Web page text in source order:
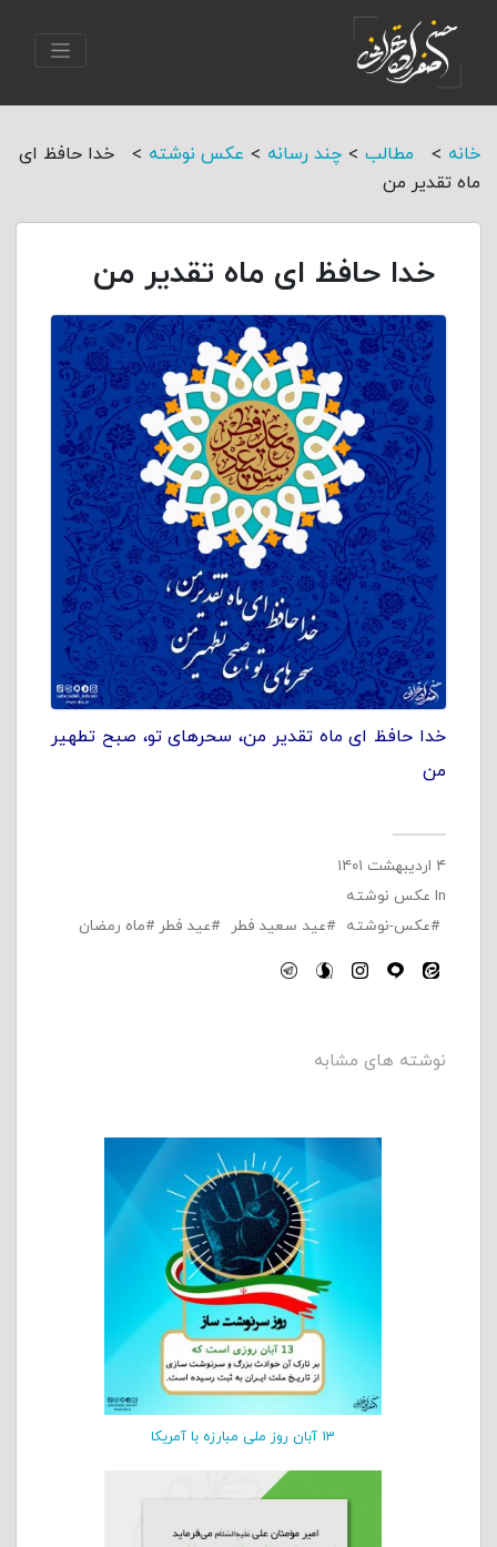
خانه > مطالب > چند رسانه > عکس نوشته >
خدا حافظ ای
ماه تقدیر من
خدا حافظ ای ماه تقدیر من
خدا حافظ ای ماه تقدیر من، سحرهای تو، صبح تطهیر
من
۴ اردیبهشت ۱۴۰۱
In عکس نوشته
عکس-نوشته
عید سعید فطر عید فطر ماه رمضان
نوشته های مشابه
۱۳ آبان روز ملی مبارزه با آمریکا